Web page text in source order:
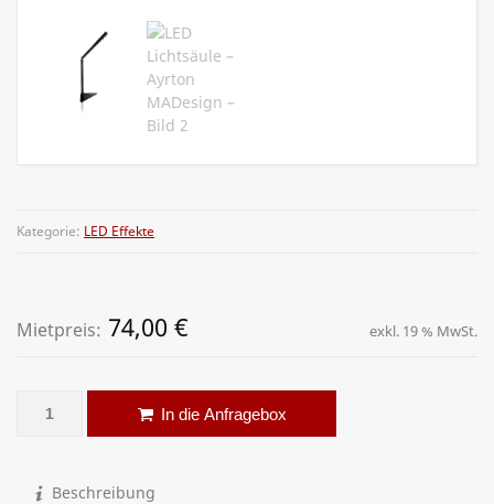
Kategorie: LED Effekte
Mietpreis: 74,00 € exkl. 19 % MwSt.
LED Lichtsäule – Ayrton MADesign Menge
In die Anfragebox
Beschreibung